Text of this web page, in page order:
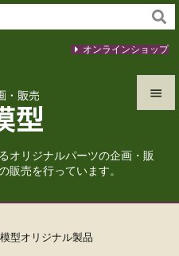
オリジナルパーツの企画・販
販売を行っています。



オンラインショップ
型オリジナル製品